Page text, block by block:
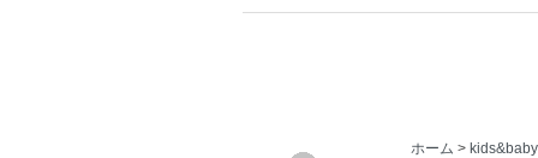
ホーム > kids&baby